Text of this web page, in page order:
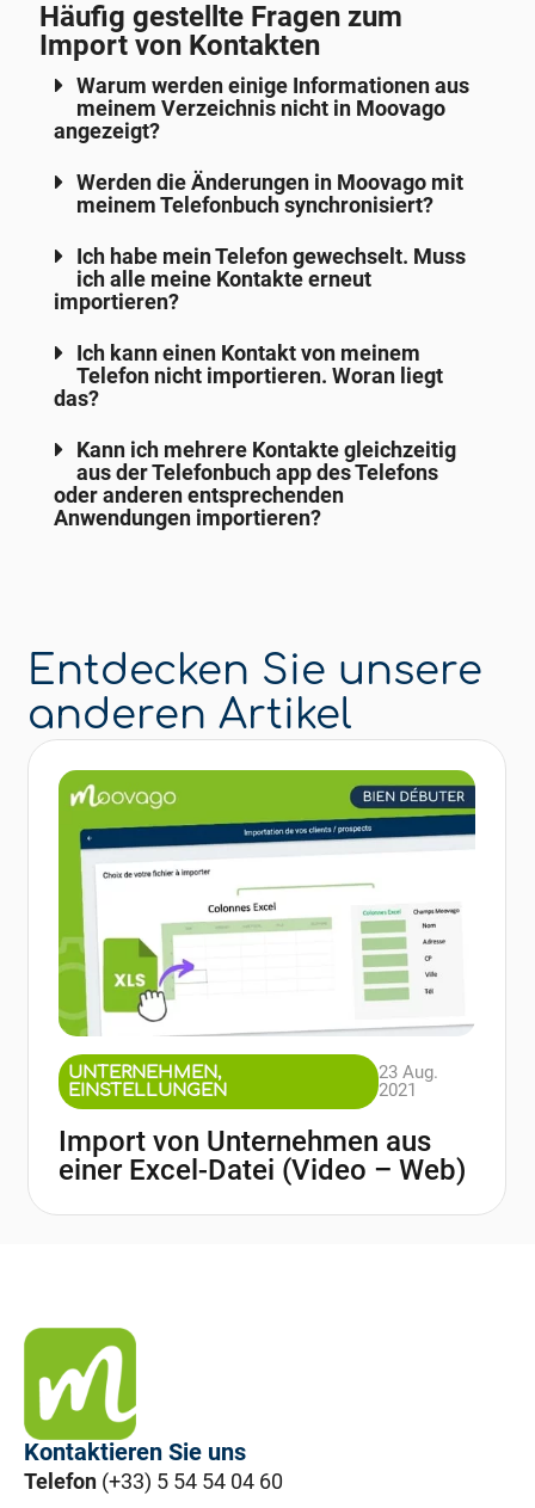
Häufig gestellte Fragen zum
Import von Kontakten
Warum werden einige Informationen aus
meinem Verzeichnis nicht in Moovago
angezeigt?
Werden die Änderungen in Moovago mit
meinem Telefonbuch synchronisiert?
Ich habe mein Telefon gewechselt. Muss
ich alle meine Kontakte erneut
importieren?
Ich kann einen Kontakt von meinem
Telefon nicht importieren. Woran liegt
das?
Kann ich mehrere Kontakte gleichzeitig
aus der Telefonbuch app des Telefons
oder anderen entsprechenden
Anwendungen importieren?
Entdecken Sie unsere
anderen Artikel
UNTERNEHMEN,
EINSTELLUNGEN
23 Aug.
2021
Import von Unternehmen aus
einer Excel-Datei (Video – Web)
Kontaktieren Sie uns
Telefon (+33) 5 54 54 04 60